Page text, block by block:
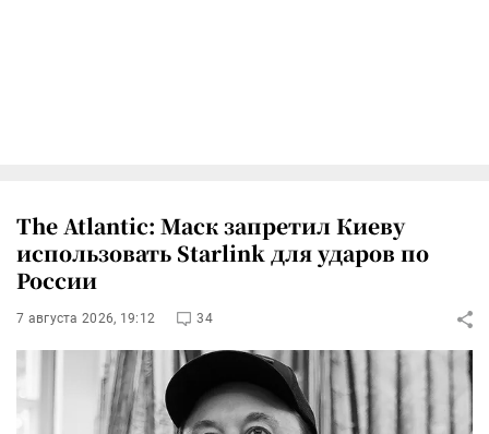
The Atlantic: Маск запретил Киеву
использовать Starlink для ударов по
России
7 августа 2026, 19:12 34